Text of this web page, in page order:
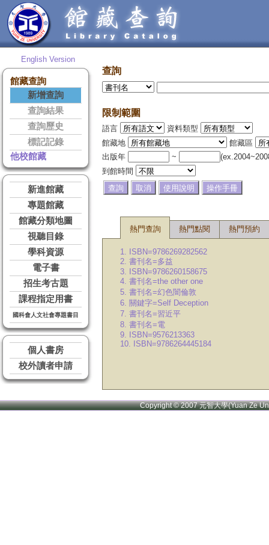
English Version
館藏查詢
新增查詢
查詢結果
查詢歷史
標記記錄
他校館藏
新進館藏
專題館藏
館藏分類地圖
視聽目錄
學科資源
電子書
招生考古題
課程指定用書
國科會人文社會專題書目
個人書房
校外讀者申請
查詢
限制範圍
語言
資料類型
館藏地
館藏區
出版年
~
到館時間
熱門查詢 熱門點閱 熱門預約
1. ISBN=9786269282562
2. 書刊名=多益
3. ISBN=9786260158675
4. 書刊名=the other one
5. 書刊名=幻色闇倫敦
6. 關鍵字=Self Deception
7. 書刊名=習近平
8. 書刊名=電
9. ISBN=9576213363
10. ISBN=9786264445184
Copyright © 2007 元智大學(Yuan Ze